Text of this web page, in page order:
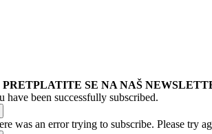
PRETPLATITE SE NA NAŠ
have been successfully subscribed.
was an error trying to subscribe. Please try